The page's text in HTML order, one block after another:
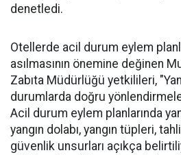
denetledi.
Otellerde acil durum eylem
asılmasının önemine değinen
Zabıta Müdürlüğü yetkilileri,
durumlarda doğru
Acil durum eylem planlarında
yangın dolabı, yangın tüpleri,
güvenlik unsurları açıkça